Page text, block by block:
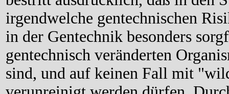
irgendwelche gentechnischen
in der Gentechnik besonders
gentechnisch veränderten
sind, und auf keinen Fall mit